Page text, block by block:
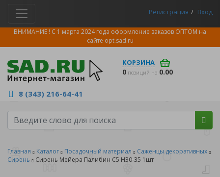
Регистрация Вход
ВНИМАНИЕ ! С 1 марта 2024 года оформление заказов ОПТОМ на
сайте opt.sad.ru
КОРЗИНА
0 позиций на 0.00
8 (343) 216-64-41
Главная Каталог Посадочный материал
Саженцы декоративных
Сирень
Сирень Мейера Палибин С5 H30-35 1шт